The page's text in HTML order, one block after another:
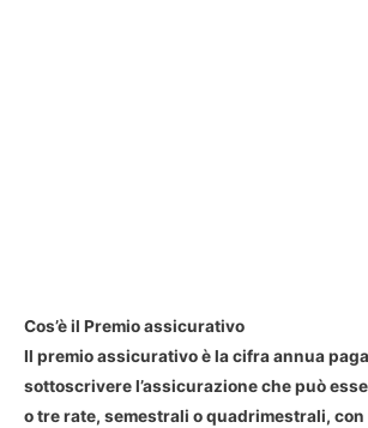
Cos’è il Premio assicurativo
Il premio assicurativo è la cifra annua
sottoscrivere l’assicurazione che può
o tre rate, semestrali o quadrimestrali,